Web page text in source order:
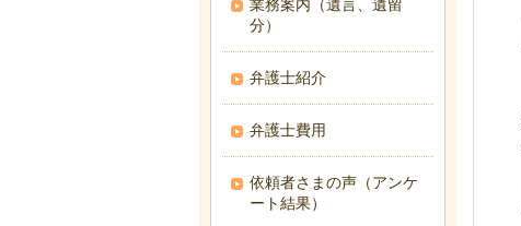
業務案内（遺言、遺留
分）
弁護士紹介
弁護士費用
依頼者さまの声（アンケ
ート結果）